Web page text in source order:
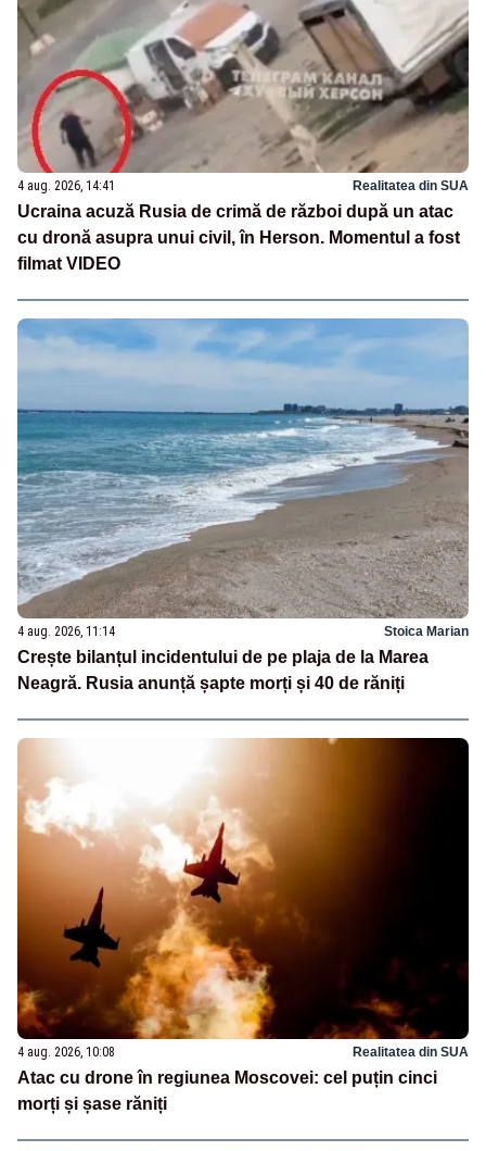
4 aug. 2026, 14:41 Realitatea din SUA
Ucraina acuză Rusia de crimă de război după un atac
cu dronă asupra unui civil, în Herson. Momentul a fost
filmat VIDEO
4 aug. 2026, 11:14 Stoica Marian
Crește bilanțul incidentului de pe plaja de la Marea
Neagră. Rusia anunță șapte morți și 40 de răniți
4 aug. 2026, 10:08 Realitatea din SUA
Atac cu drone în regiunea Moscovei: cel puțin cinci
morți și șase răniți